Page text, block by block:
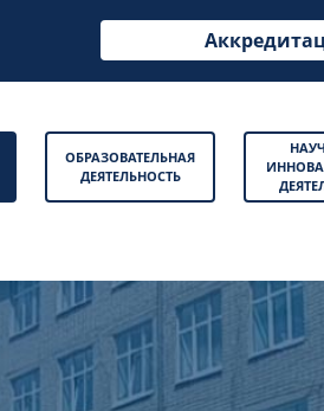
ОБРАЗОВАТЕЛЬНАЯ
ДЕЯТЕЛЬНОСТЬ